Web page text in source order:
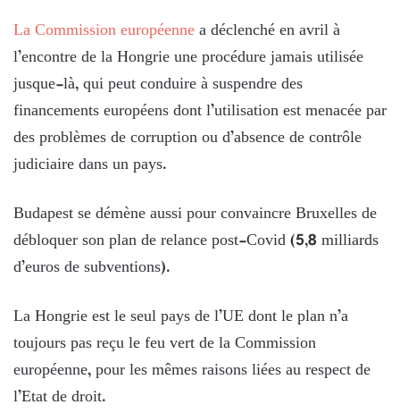
La Commission européennea déclenché en avril à
l’encontre de la Hongrie une procédure jamais utilisée
jusque-là, qui peut conduire à suspendre des
financements européens dont l’utilisation est menacée par
des problèmes de corruption ou d’absence de contrôle
judiciaire dans un pays.
Budapest se démène aussi pour convaincre Bruxelles de
débloquer son plan de relance post-Covid (5,8 milliards
d’euros de subventions).
La Hongrie est le seul pays de l’UE dont le plan n’a
toujours pas reçu le feu vert de la Commission
européenne, pour les mêmes raisons liées au respect de
l’Etat de droit.